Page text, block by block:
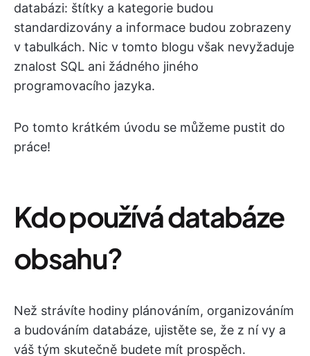
databázi: štítky a kategorie budou
standardizovány a informace budou zobrazeny
v tabulkách. Nic v tomto blogu však nevyžaduje
znalost SQL ani žádného jiného
programovacího jazyka.
Po tomto krátkém úvodu se můžeme pustit do
práce!
Kdo používá databáze
obsahu?
Než strávíte hodiny plánováním, organizováním
a budováním databáze, ujistěte se, že z ní vy a
váš tým skutečně budete mít prospěch.